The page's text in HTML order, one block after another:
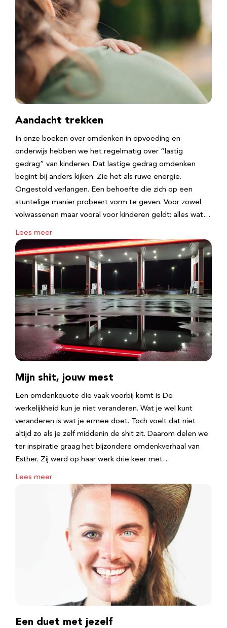
Aandacht trekken
In onze boeken over omdenken in opvoeding en
onderwijs hebben we het regelmatig over “lastig
gedrag” van kinderen. Dat lastige gedrag omdenken
begint bij anders kijken. Zie het als ruwe energie.
Ongestold verlangen. Een behoefte die zich op een
stuntelige manier probeert vorm te geven. Voor zowel
volwassenen maar vooral voor kinderen geldt: alles wat…
Lees meer
Mijn shit, jouw mest
Een omdenkquote die vaak voorbij komt is De
werkelijkheid kun je niet veranderen. Wat je wel kunt
veranderen is wat je ermee doet. Toch voelt dat niet
altijd zo als je zelf middenin de shit zit. Daarom delen we
ter inspiratie graag het bijzondere omdenkverhaal van
Esther. Zij werd op haar werk drie keer met…
Lees meer
Een duet met jezelf